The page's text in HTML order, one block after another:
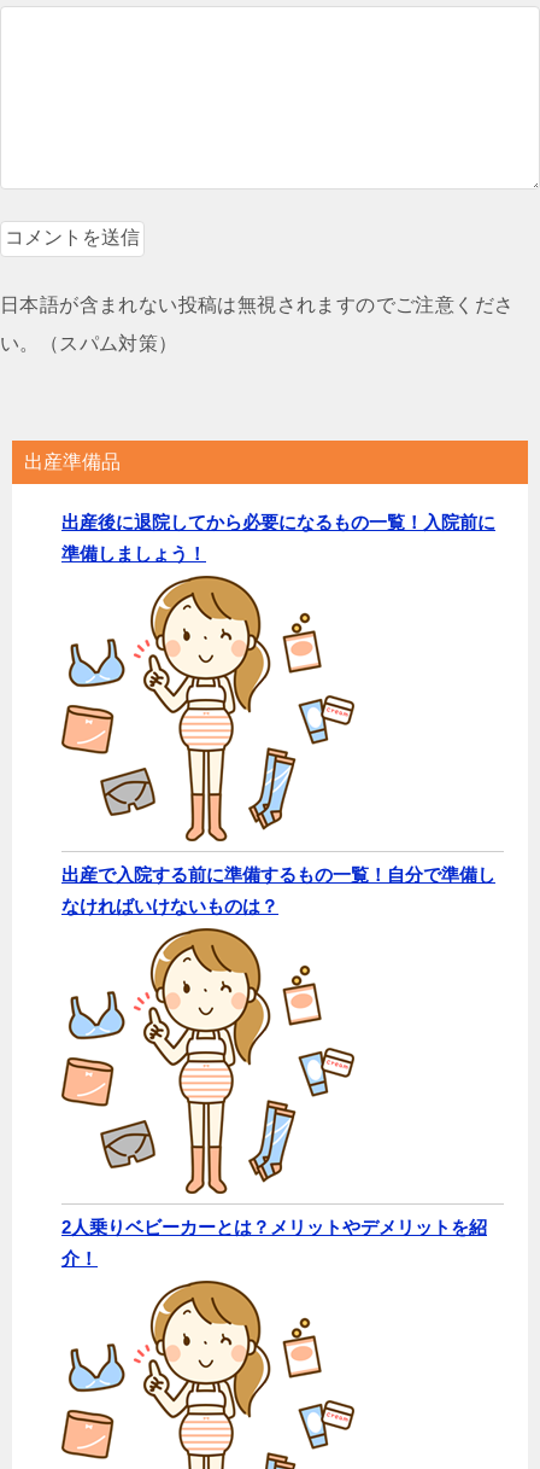
日本語が含まれない投稿は無視されますのでご注意くださ
い。（スパム対策）
出産準備品
出産後に退院してから必要になるもの一覧！入院前に
準備しましょう！
出産で入院する前に準備するもの一覧！自分で準備し
なければいけないものは？
2人乗りベビーカーとは？メリットやデメリットを紹
介！